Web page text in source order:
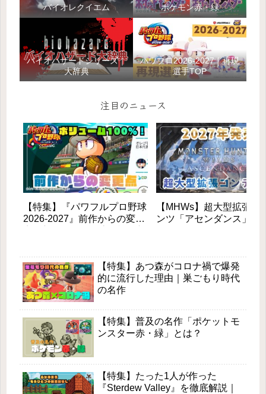
バイオレクイエム ポケモン赤・緑
バイオハザードシリーズ｜
大辞典
パワプロ2026-2027｜再現
選手TOP
注目のニュース
【特集】『パワフルプロ野球
2026-2027』前作からの変更
【MHWs】超大型拡張コ
ンツ「アセンダンス」が
【特集】あつ森がコロナ禍で爆発
的に流行した理由｜巣ごもり時代
の名作
【特集】普及の名作「ポケットモ
ンスター赤・緑」とは？
【特集】たった1人が作った
『Sterdew Valley』を徹底解説｜